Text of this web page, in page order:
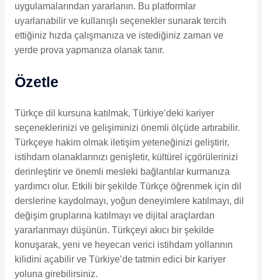
uygulamalarından yararlanın. Bu platformlar
uyarlanabilir ve kullanışlı seçenekler sunarak tercih
ettiğiniz hızda çalışmanıza ve istediğiniz zaman ve
yerde prova yapmanıza olanak tanır.
Özetle
Türkçe dil kursuna katılmak, Türkiye’deki kariyer
seçeneklerinizi ve gelişiminizi önemli ölçüde artırabilir.
Türkçeye hakim olmak iletişim yeteneğinizi geliştirir,
istihdam olanaklarınızı genişletir, kültürel içgörülerinizi
derinleştirir ve önemli mesleki bağlantılar kurmanıza
yardımcı olur. Etkili bir şekilde Türkçe öğrenmek için dil
derslerine kaydolmayı, yoğun deneyimlere katılmayı, dil
değişim gruplarına katılmayı ve dijital araçlardan
yararlanmayı düşünün. Türkçeyi akıcı bir şekilde
konuşarak, yeni ve heyecan verici istihdam yollarının
kilidini açabilir ve Türkiye’de tatmin edici bir kariyer
yoluna girebilirsiniz.